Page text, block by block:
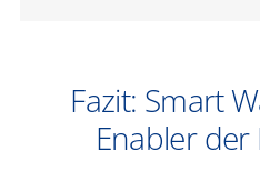
Fazit: Smart
Enabler der